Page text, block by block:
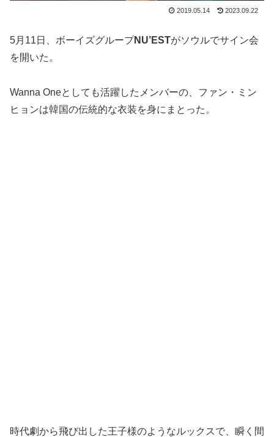
2019.05.14 2023.09.22
5月11日、ボーイズグループNU’ESTがソウルでサイン会
を開いた。
Wanna Oneとしても活躍したメンバーの、ファン・ミン
ヒョンは韓国の伝統的な衣装を身にまとった。
時代劇から飛び出した王子様のようなルックスで、瞬く間